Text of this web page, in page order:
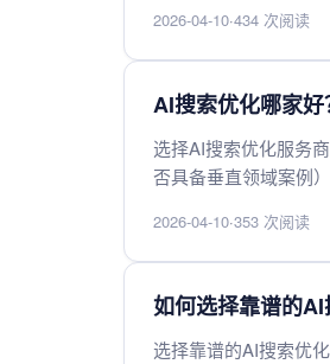
度，让AI优先抓取最
2026-04-10·434 次阅读
AI搜索优化哪家
选择AI搜索优化服务
否具备垂直领域案例
碑和实际效果反馈，
2026-04-10·353 次阅读
如何选择靠谱的
选择靠谱的AI搜索优